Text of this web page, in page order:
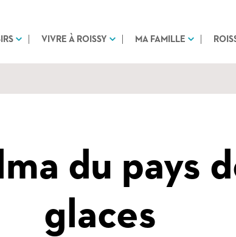
VIVRE À ROISSY MA FAMILLE
du pays
glaces